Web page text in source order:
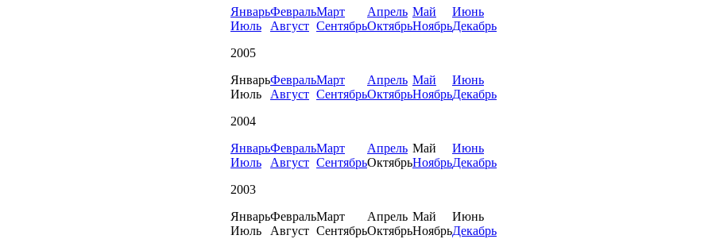
ЯнварьФевральМарт Апрель Май
Июнь
Июль
Август СентябрьОктябрьНоябрьДекабрь
2005
ЯнварьФевральМарт Апрель Май
Июнь
Июль
Август СентябрьОктябрьНоябрьДекабрь
2004
ЯнварьФевральМарт Апрель Май
Июнь
Июль
Август СентябрьОктябрьНоябрьДекабрь
2003
ЯнварьФевральМарт Апрель Май
Июнь
Июль
Август СентябрьОктябрьНоябрьДекабрь